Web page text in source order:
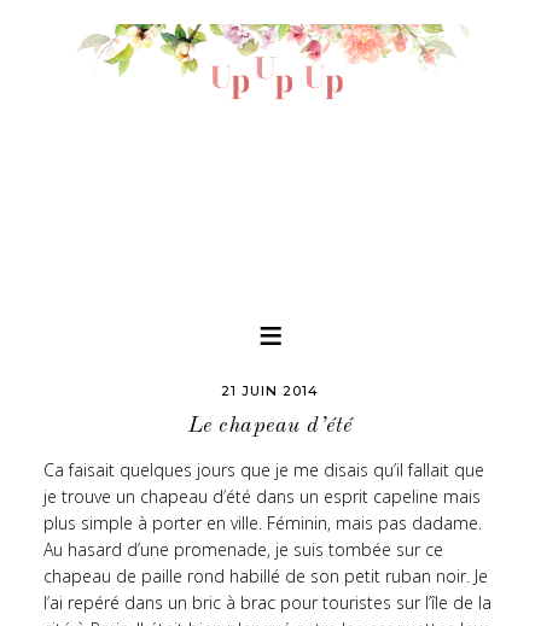
21 JUIN 2014
Le chapeau d’été
Ca faisait quelques jours que je me disais qu’il fallait que
je trouve un chapeau d’été dans un esprit capeline mais
plus simple à porter en ville. Féminin, mais pas dadame.
Au hasard d’une promenade, je suis tombée sur ce
chapeau de paille rond habillé de son petit ruban noir. Je
l’ai repéré dans un bric à brac pour touristes sur l’île de la